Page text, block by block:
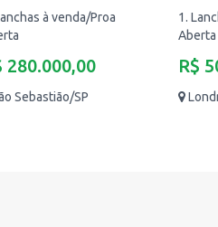
à venda/Proa
280.000,00
Sebastião/SP
1.
Aberta
R$